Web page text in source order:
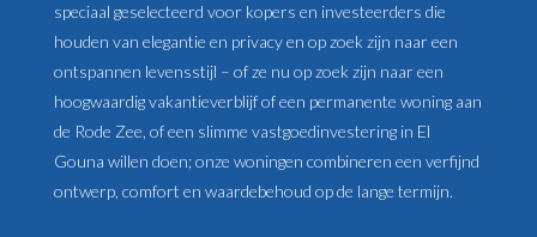
speciaal geselecteerd voor kopers en investeerders die
houden van elegantie en privacy en op zoek zijn naar een
ontspannen levensstijl – of ze nu op zoek zijn naar een
hoogwaardig vakantieverblijf of een permanente woning aan
de Rode Zee, of een slimme vastgoedinvestering in El
Gouna willen doen; onze woningen combineren een verfijnd
ontwerp, comfort en waardebehoud op de lange termijn.